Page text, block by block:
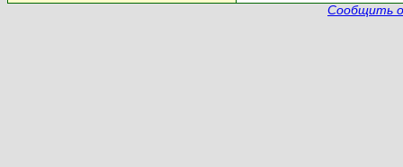
Сообщить о